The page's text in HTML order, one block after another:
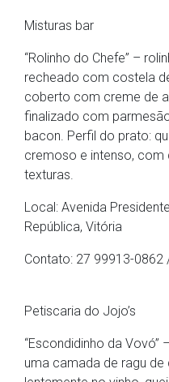
Misturas bar
“Rolinho do Chefe” –
recheado com costela
coberto com creme de
finalizado com
bacon. Perfil do prato:
cremoso e intenso,
texturas.
Local: Avenida
República, Vitória
Contato: 27 99913-0862
Petiscaria do Jojo’s
“Escondidinho da Vovó”
uma camada de ragu